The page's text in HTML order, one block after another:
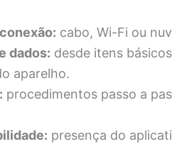
cabo, Wi-Fi ou
dados: desde itens
aparelho.
procedimentos passo a
presença do